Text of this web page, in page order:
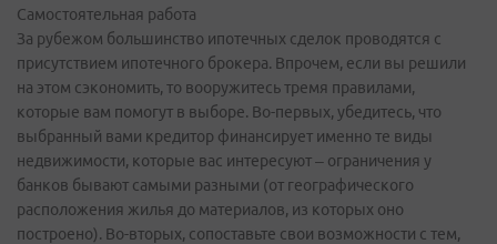
Самостоятельная работа
За рубежом большинство ипотечных сделок проводятся с
присутствием ипотечного брокера. Впрочем, если вы решили
на этом сэкономить, то вооружитесь тремя правилами,
которые вам помогут в выборе. Во-первых, убедитесь, что
выбранный вами кредитор финансирует именно те виды
недвижимости, которые вас интересуют – ограничения у
банков бывают самыми разными (от географического
расположения жилья до материалов, из которых оно
построено). Во-вторых, сопоставьте свои возможности с тем,